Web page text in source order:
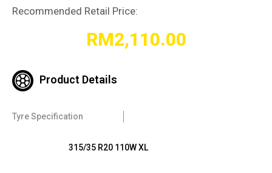
Recommended Retail Price:
RM2,110.00
Product Details
Tyre Specification
315/35 R20 110W XL